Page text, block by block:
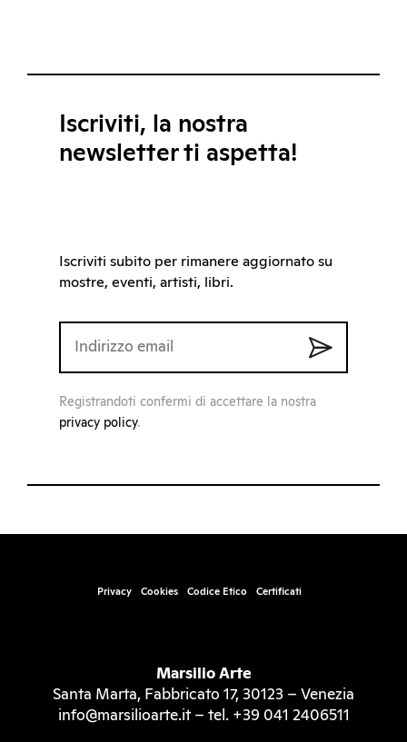
Iscriviti, la nostra
newsletter ti aspetta!
Iscriviti subito per rimanere aggiornato su
mostre, eventi, artisti, libri.
Registrandoti confermi di accettare la nostra
privacy policy.
Privacy Cookies Codice Etico Certificati
Marsilio Arte
Santa Marta, Fabbricato 17, 30123 – Venezia
info@marsilioarte.it – tel. +39 041 2406511